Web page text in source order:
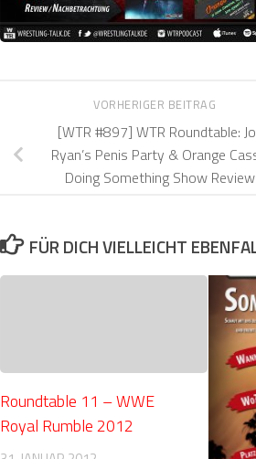
VORHERIGER BEITRAG
[WTR #897] WTR Roundtable:
Ryan’s Penis Party & Orange
Doing Something Show
FÜR DICH VIELLEICHT
Roundtable 11 – WWE
Royal Rumble 2012